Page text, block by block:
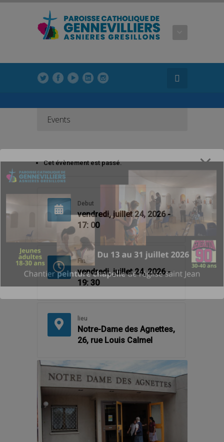
Events
Cet évènement est passé.
Debut
vendredi, juillet 24, 2026 -
17: 00
Fin
vendredi, juillet 24, 2026 -
19: 30
lieu
Notre-Dame des Agnettes,
26, rue Louis Calmel